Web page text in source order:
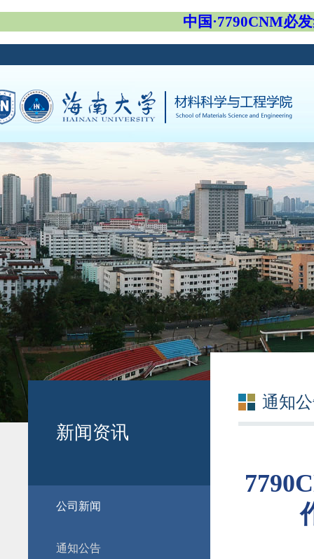
中国·7790CNM必
新闻资讯
公司新闻
通知公告
通知